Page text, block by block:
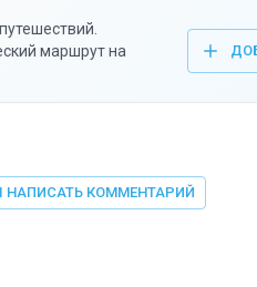
маршрут на
НАПИСАТЬ КОММЕНТАРИЙ